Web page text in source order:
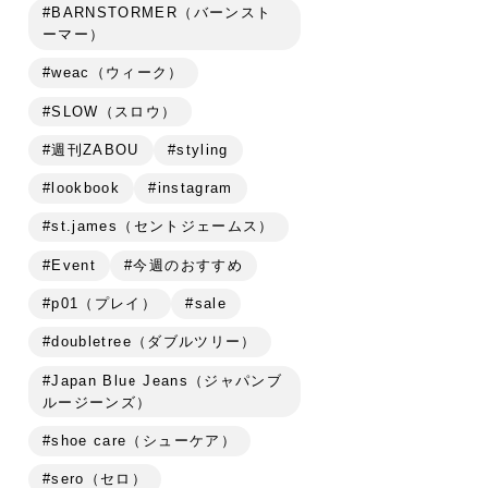
#BARNSTORMER（バーンスト
ーマー）
#weac（ウィーク）
#SLOW（スロウ）
#週刊ZABOU #styling
#lookbook #instagram
#st.james（セントジェームス）
#Event #今週のおすすめ
#p01（プレイ） #sale
#doubletree（ダブルツリー）
#Japan Blue Jeans（ジャパンブ
ルージーンズ）
#shoe care（シューケア）
#sero（セロ）